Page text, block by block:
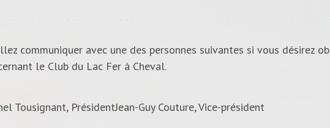
communiquer avec une des personnes suivantes si vous désirez
le Club du Lac Fer à Cheval.
Tousignant, PrésidentJean-Guy Couture, Vice-président